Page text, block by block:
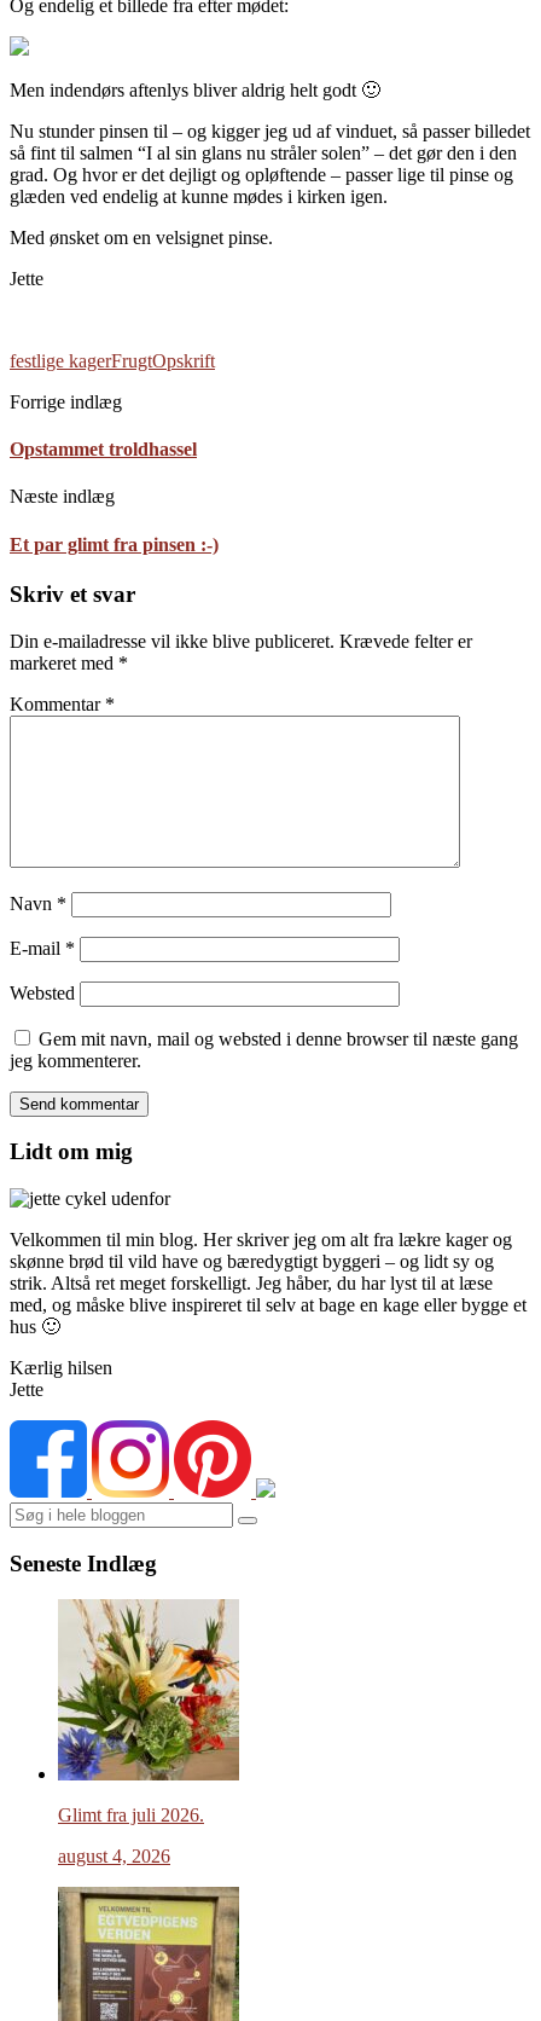
Og endelig et billede fra efter mødet:
Men indendørs aftenlys bliver aldrig helt godt 🙂
Nu stunder pinsen til – og kigger jeg ud af vinduet, så passer billedet
så fint til salmen “I al sin glans nu stråler solen” – det gør den i den
grad. Og hvor er det dejligt og opløftende – passer lige til pinse og
glæden ved endelig at kunne mødes i kirken igen.
Med ønsket om en velsignet pinse.
Jette
festlige kagerFrugtOpskrift
Forrige indlæg
Opstammet troldhassel
Næste indlæg
Et par glimt fra pinsen :-)
Skriv et svar
Din e-mailadresse vil ikke blive publiceret. Krævede felter er
markeret med *
Kommentar *
Navn *
E-mail *
Websted
Gem mit navn, mail og websted i denne browser til næste gang
jeg kommenterer.
Lidt om mig
Velkommen til min blog. Her skriver jeg om alt fra lækre kager og
skønne brød til vild have og bæredygtigt byggeri – og lidt sy og
strik. Altså ret meget forskelligt. Jeg håber, du har lyst til at læse
med, og måske blive inspireret til selv at bage en kage eller bygge et
hus 🙂
Kærlig hilsen
Jette
Search
Seneste Indlæg
Glimt fra juli 2026.
august 4, 2026